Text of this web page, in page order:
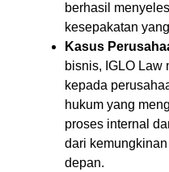
berhasil
kesepakatan
Kasus
bisnis, IGLO Law
kepada
hukum yang
proses internal
dari
depan.